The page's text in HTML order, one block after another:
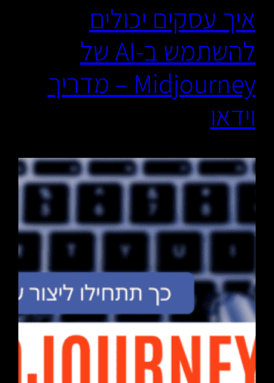
איך עסקים יכולים
להשתמש ב-AI של
Midjourney – מדריך
וידאו